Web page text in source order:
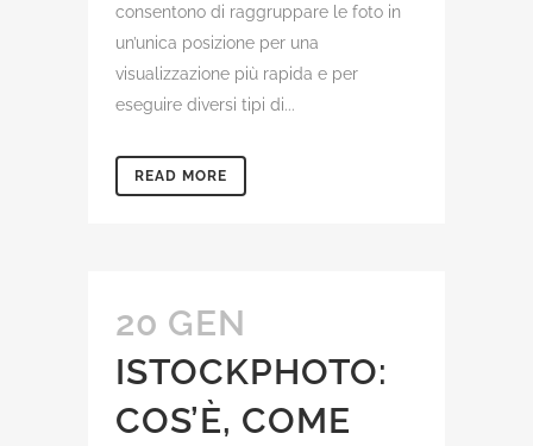
consentono di raggruppare le foto in
un’unica posizione per una
visualizzazione più rapida e per
eseguire diversi tipi di...
READ MORE
20 GEN
ISTOCKPHOTO:
COS’È, COME